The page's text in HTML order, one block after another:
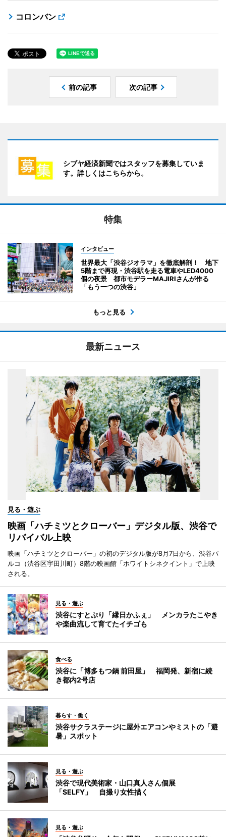
コロンバン
前の記事 次の記事
シブヤ経済新聞ではスタッフを募集していま
す。詳しくはこちらから。
特集
インタビュー
世界最大「渋谷ジオラマ」を徹底解剖！ 地下
5階まで再現・渋谷駅を走る電車やLED4000
個の夜景 都市モデラーMAJIRIさんが作る
「もう一つの渋谷」
もっと見る
最新ニュース
見る・遊ぶ
映画「ハチミツとクローバー」デジタル版、渋谷で
リバイバル上映
映画「ハチミツとクローバー」の初のデジタル版が8月7日から、渋谷パ
ルコ（渋谷区宇田川町）8階の映画館「ホワイトシネクイント」で上映
される。
見る・遊ぶ
渋谷にすとぷり「縁日かふぇ」 メンカラたこやき
や楽曲流して育てたイチゴも
食べる
渋谷に「博多もつ鍋 前田屋」 福岡発、新宿に続
き都内2号店
暮らす・働く
渋谷サクラステージに屋外エアコンやミストの「避
暑」スポット
見る・遊ぶ
渋谷で現代美術家・山口真人さん個展
「SELFY」 自撮り女性描く
見る・遊ぶ